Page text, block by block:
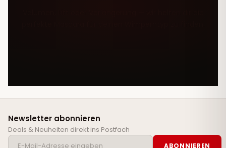
Newsletter abonnieren
Deals & Neuheiten direkt ins Postfach
ABONNIEREN